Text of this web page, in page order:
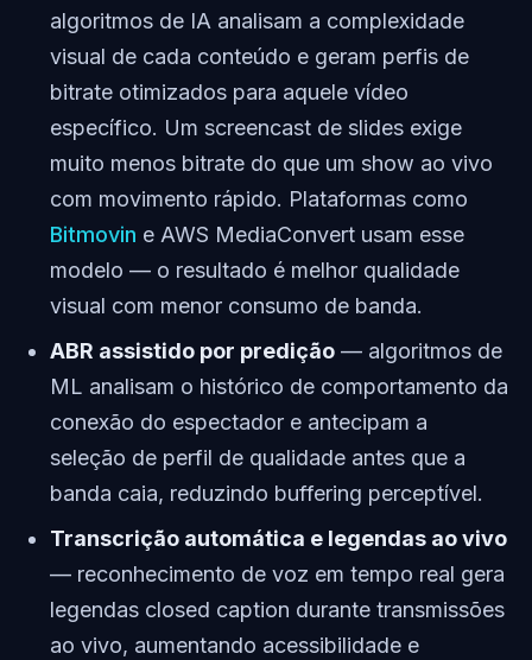
algoritmos de IA analisam a complexidade
visual de cada conteúdo e geram perfis de
bitrate otimizados para aquele vídeo
específico. Um screencast de slides exige
muito menos bitrate do que um show ao vivo
com movimento rápido. Plataformas como
Bitmovin e AWS MediaConvert usam esse
modelo — o resultado é melhor qualidade
visual com menor consumo de banda.
ABR assistido por predição — algoritmos de
ML analisam o histórico de comportamento da
conexão do espectador e antecipam a
seleção de perfil de qualidade antes que a
banda caia, reduzindo buffering perceptível.
Transcrição automática e legendas ao vivo
— reconhecimento de voz em tempo real gera
legendas closed caption durante transmissões
ao vivo, aumentando acessibilidade e